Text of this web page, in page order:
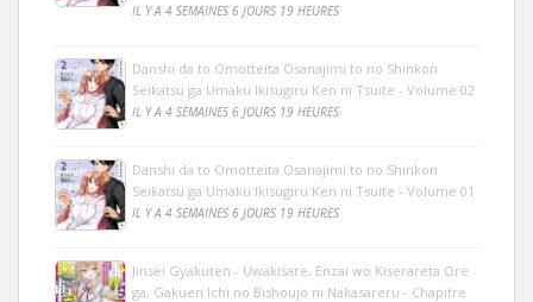
IL Y A 4 SEMAINES 6 JOURS 19 HEURES
Danshi da to Omotteita Osanajimi to no Shinkon
Seikatsu ga Umaku Ikisugiru Ken ni Tsuite - Volume 02
IL Y A 4 SEMAINES 6 JOURS 19 HEURES
Danshi da to Omotteita Osanajimi to no Shinkon
Seikatsu ga Umaku Ikisugiru Ken ni Tsuite - Volume 01
IL Y A 4 SEMAINES 6 JOURS 19 HEURES
Jinsei Gyakuten - Uwakisare, Enzai wo Kiserareta Ore
ga, Gakuen Ichi no Bishoujo ni Nakasareru - Chapitre